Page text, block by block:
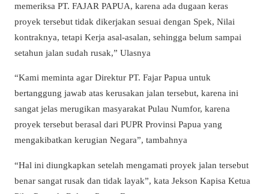
memeriksa PT. FAJAR PAPUA, karena ada dugaan keras
proyek tersebut tidak dikerjakan sesuai dengan Spek, Nilai
kontraknya, tetapi Kerja asal-asalan, sehingga belum sampai
setahun jalan sudah rusak,” Ulasnya
“Kami meminta agar Direktur PT. Fajar Papua untuk
bertanggung jawab atas kerusakan jalan tersebut, karena ini
sangat jelas merugikan masyarakat Pulau Numfor, karena
proyek tersebut berasal dari PUPR Provinsi Papua yang
mengakibatkan kerugian Negara”, tambahnya
“Hal ini diungkapkan setelah mengamati proyek jalan tersebut
benar sangat rusak dan tidak layak”, kata Jekson Kapisa Ketua